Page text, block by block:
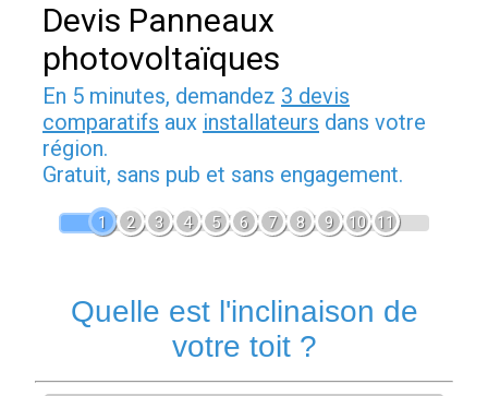
Devis Panneaux
photovoltaïques
En 5 minutes, demandez 3 devis
comparatifs aux installateurs dans votre
région.
Gratuit, sans pub et sans engagement.
1 2 3 4 5 6 7 8 9 10 11
Quelle est l'inclinaison de
votre toit ?